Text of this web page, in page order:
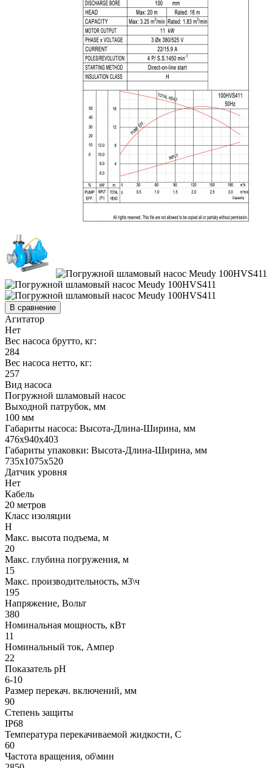
В сравнение
Агитатор
Нет
Вес насоса брутто, кг:
284
Вес насоса нетто, кг:
257
Вид насоса
Погружной шламовый насос
Выходной патрубок, мм
100 мм
Габариты насоса: Высота-Длина-Ширина, мм
476х940х403
Габариты упаковки: Высота-Длина-Ширина, мм
735х1075х520
Датчик уровня
Нет
Кабель
20 метров
Класс изоляции
H
Макс. высота подъема, м
20
Макс. глубина погружения, м
15
Макс. производительность, м3\ч
195
Напряжение, Вольт
380
Номинальная мощность, кВт
11
Номинальный ток, Ампер
22
Показатель pH
6-10
Размер перекач. включений, мм
90
Степень защиты
IP68
Температура перекачиваемой жидкости, С
60
Частота вращения, об\мин